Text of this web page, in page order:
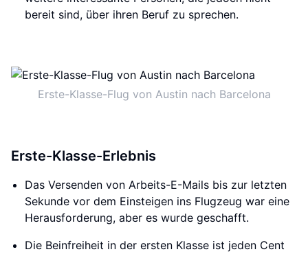
bereit sind, über ihren Beruf zu sprechen.
Erste-Klasse-Flug von Austin nach Barcelona
Erste-Klasse-Erlebnis
Das Versenden von Arbeits-E-Mails bis zur letzten
Sekunde vor dem Einsteigen ins Flugzeug war eine
Herausforderung, aber es wurde geschafft.
Die Beinfreiheit in der ersten Klasse ist jeden Cent